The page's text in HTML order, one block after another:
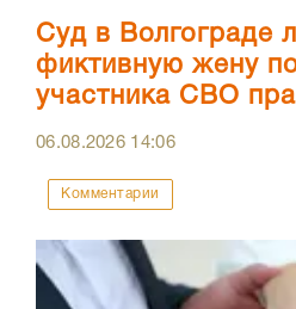
Суд в Волгограде
фиктивную жену
участника СВО
06.08.2026 14:06
Комментарии